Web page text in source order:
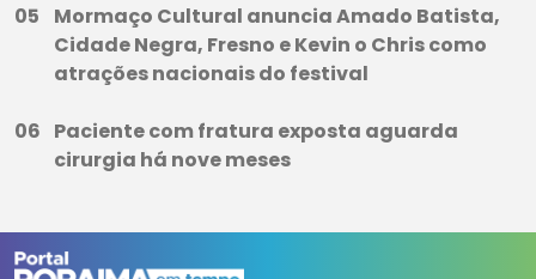
Mormaço Cultural anuncia Amado Batista,
Cidade Negra, Fresno e Kevin o Chris como
atrações nacionais do festival
Paciente com fratura exposta aguarda
cirurgia há nove meses